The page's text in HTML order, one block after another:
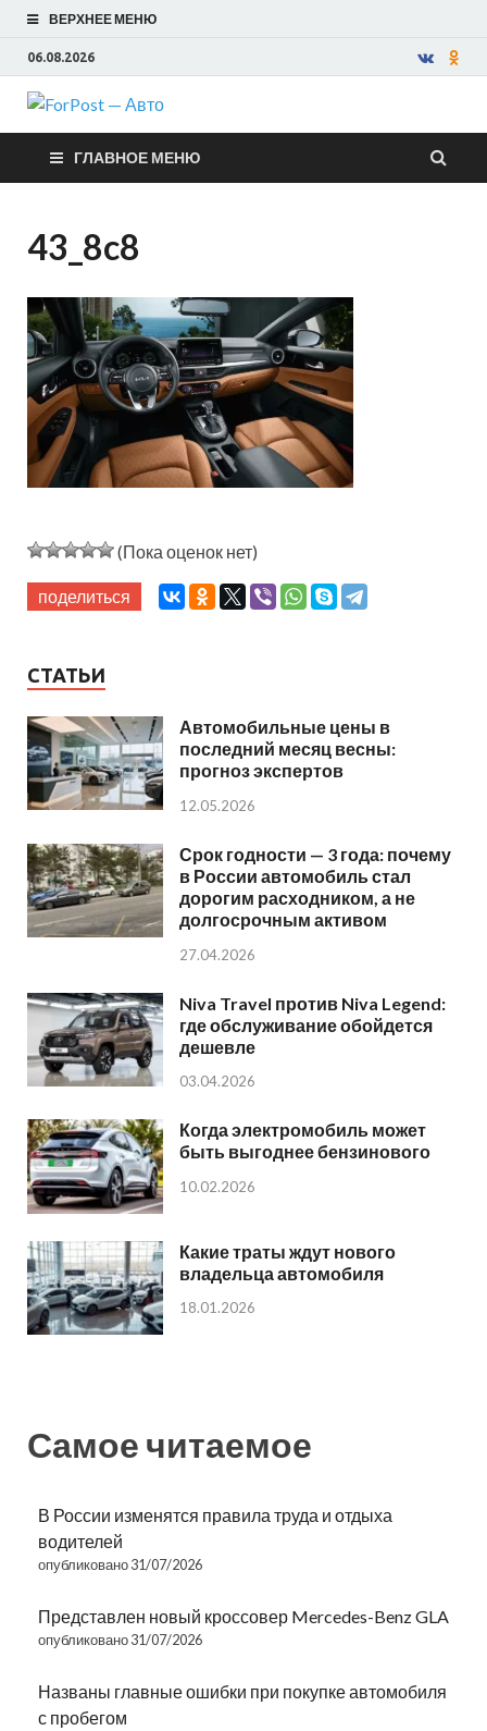
ВЕРХНЕЕ МЕНЮ
06.08.2026
ForPost —
Авто
ГЛАВНОЕ МЕНЮ
43_8c8
(Пока оценок нет)
поделиться
СТАТЬИ
Автомобильные цены в
последний месяц весны:
прогноз экспертов
12.05.2026
Срок годности — 3 года: почему
в России автомобиль стал
дорогим расходником, а не
долгосрочным активом
27.04.2026
Niva Travel против Niva Legend:
где обслуживание обойдется
дешевле
03.04.2026
Когда электромобиль может
быть выгоднее бензинового
10.02.2026
Какие траты ждут нового
владельца автомобиля
18.01.2026
Самое читаемое
В России изменятся правила труда и отдыха
водителей
опубликовано 31/07/2026
Представлен новый кроссовер Mercedes-Benz GLA
опубликовано 31/07/2026
Названы главные ошибки при покупке автомобиля
с пробегом